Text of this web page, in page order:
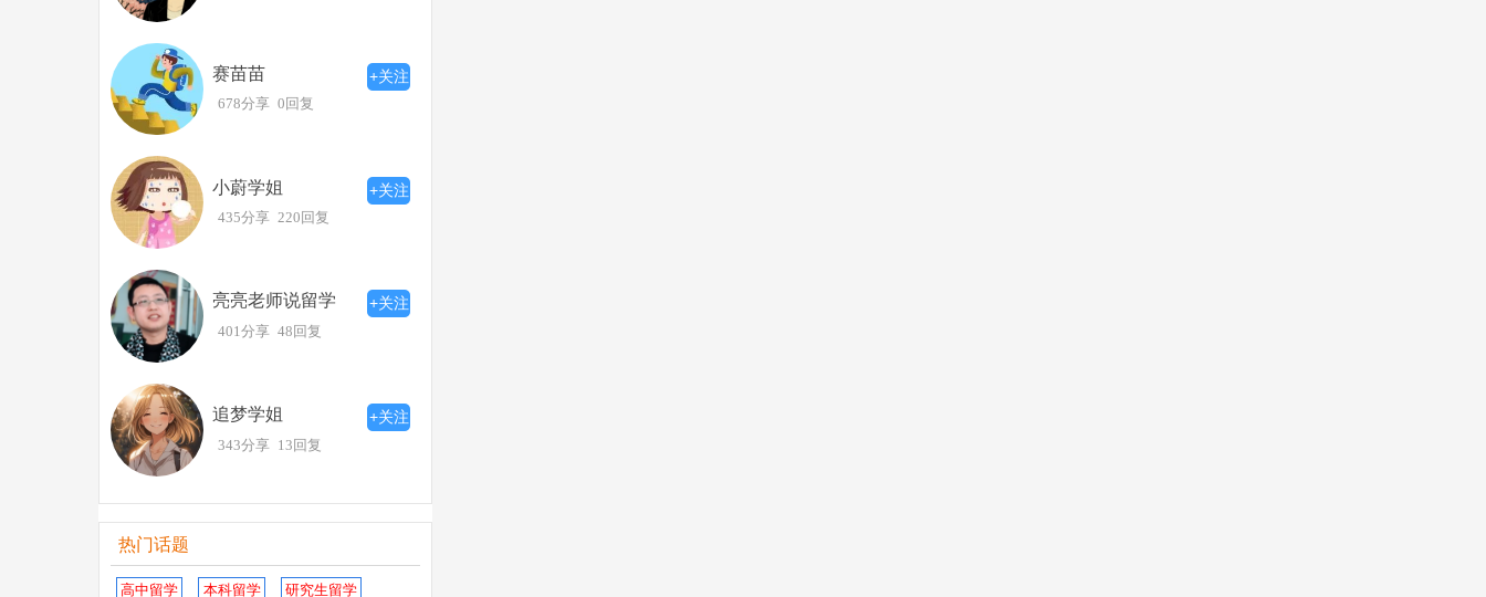
赛苗苗 +关注
678分享 0回复
小蔚学姐 +关注
435分享 220回复
亮亮老师说留学 +关注
401分享 48回复
追梦学姐 +关注
343分享 13回复
热门话题
高中留学 本科留学 研究生留学